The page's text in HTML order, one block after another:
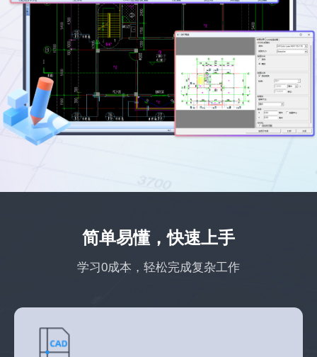
简单易懂，快速上手
学习0成本，轻松完成复杂工作